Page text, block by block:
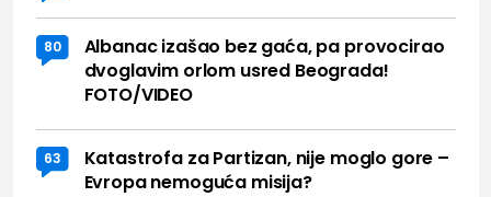
80
Albanac izašao bez gaća, pa provocirao
dvoglavim orlom usred Beograda!
FOTO/VIDEO
63
Katastrofa za Partizan, nije moglo gore –
Evropa nemoguća misija?